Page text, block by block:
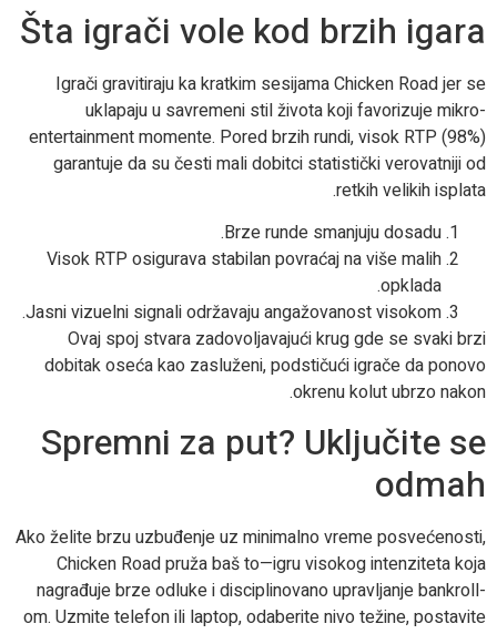
Šta igrači vole kod brzih igara
Igrači gravitiraju ka kratkim sesijama Chicken Road jer se
uklapaju u savremeni stil života koji favorizuje mikro-
entertainment momente. Pored brzih rundi, visok RTP (98%)
garantuje da su česti mali dobitci statistički verovatniji od
retkih velikih isplata.
Brze runde smanjuju dosadu.
Visok RTP osigurava stabilan povraćaj na više malih
opklada.
Jasni vizuelni signali održavaju angažovanost visokom.
Ovaj spoj stvara zadovoljavajući krug gde se svaki brzi
dobitak oseća kao zasluženi, podstičući igrače da ponovo
okrenu kolut ubrzo nakon.
Spremni za put? Uključite se
odmah
Ako želite brzu uzbuđenje uz minimalno vreme posvećenosti,
Chicken Road pruža baš to—igru visokog intenziteta koja
nagrađuje brze odluke i disciplinovano upravljanje bankroll-
om. Uzmite telefon ili laptop, odaberite nivo težine, postavite